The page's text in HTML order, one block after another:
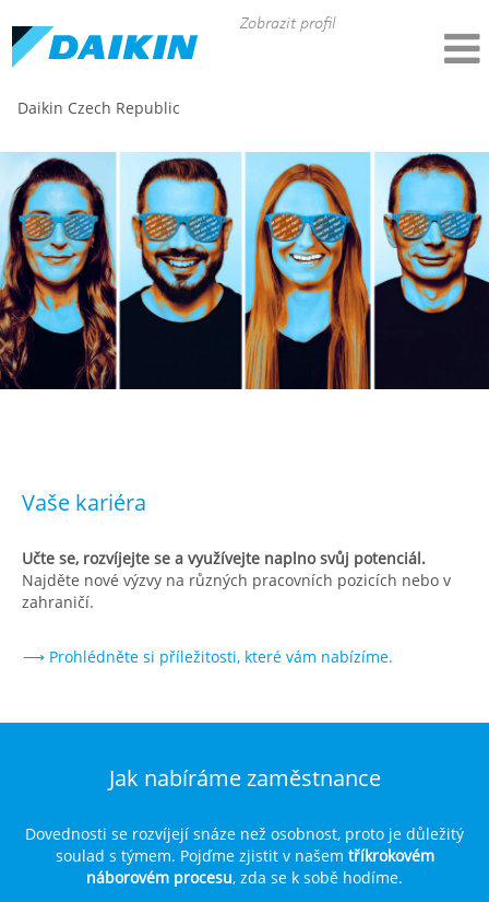
Zobrazit profil
Daikin Czech Republic
Vaše kariéra
Učte se, rozvíjejte se a využívejte naplno svůj potenciál.
Najděte nové výzvy na různých pracovních pozicích nebo v
zahraničí.
⟶ Prohlédněte si příležitosti, které vám nabízíme.
Jak nabíráme zaměstnance
Dovednosti se rozvíjejí snáze než osobnost, proto je důležitý
soulad s týmem. Pojďme zjistit v našem tříkrokovém
náborovém procesu, zda se k sobě hodíme.